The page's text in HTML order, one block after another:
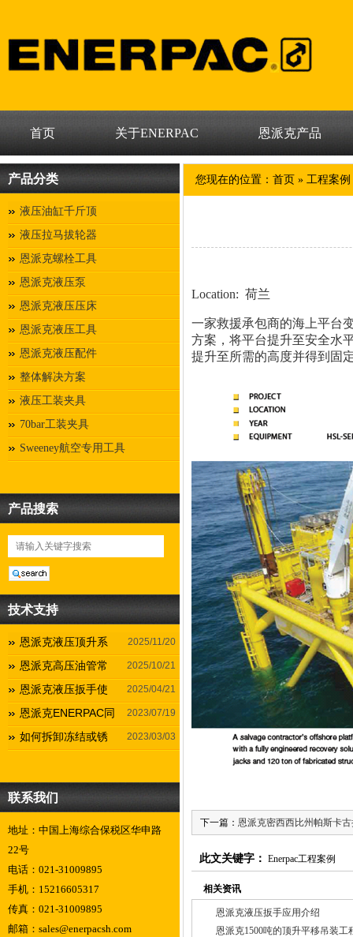
首页 关于ENERPAC 恩派克产品
产品分类
液压油缸千斤顶
液压拉马拔轮器
恩派克螺栓工具
恩派克液压泵
恩派克液压压床
恩派克液压工具
恩派克液压配件
整体解决方案
液压工装夹具
70bar工装夹具
Sweeney航空专用工具
产品搜索
技术支持
2025/11/20
恩派克液压顶升系
2025/10/21
恩派克高压油管常
2025/04/21
恩派克液压扳手使
2023/07/19
恩派克ENERPAC同
2023/03/03
如何拆卸冻结或锈
联系我们
地址：中国上海综合保税区华申路
22号
电话：021-31009895
手机：15216605317
传真：021-31009895
邮箱：sales@enerpacsh.com
您现在的位置： 首页 » 工程案例
Location: 荷兰
一家救援承包商的海上平台
方案，将平台提升至安全水
提升至所需的高度并得到固
下一篇： 恩派克密西西比州帕斯卡
此文关键字： Enerpac工程案例
相关资讯
恩派克液压扳手应用介绍
恩派克1500吨的顶升平移吊装工